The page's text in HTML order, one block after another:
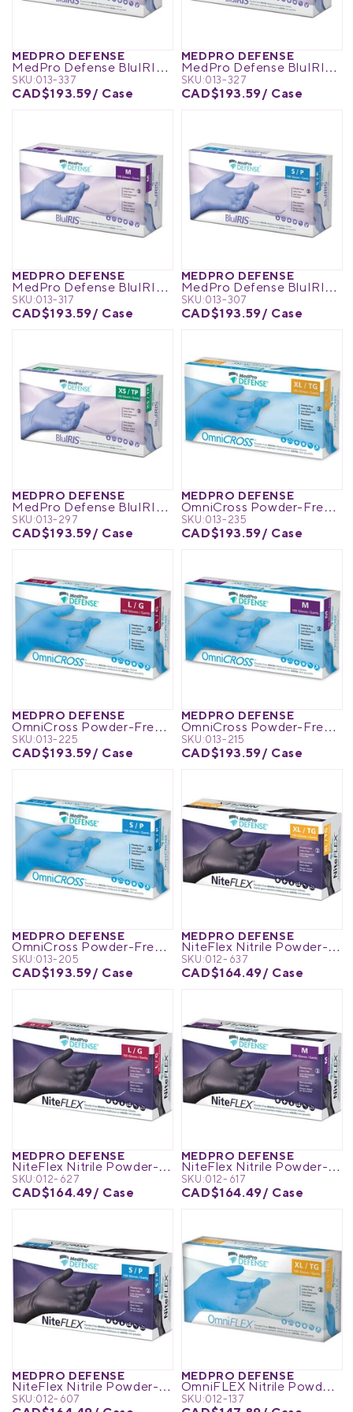
Gestion de la douleur
Réadaptation et thérapie
Respiratoire
UltraBlok™
Physio Logic®
MEDPRO DEFENSE
MedPro Defense BluIRIS Nitrile Powder-Free Exam Gloves
SKU:013-337
CAD$193.59/ Case
MEDPRO DEFENSE
MedPro Defense BluIRIS Nitrile Powder-Free Exam Gloves
SKU:013-327
CAD$193.59/ Case
MEDPRO DEFENSE
MedPro Defense BluIRIS Nitrile Powder-Free Exam Gloves
SKU:013-317
CAD$193.59/ Case
MEDPRO DEFENSE
MedPro Defense BluIRIS Nitrile Powder-Free Exam Gloves
SKU:013-307
CAD$193.59/ Case
MEDPRO DEFENSE
MedPro Defense BluIRIS Nitrile Powder-Free Exam Gloves
SKU:013-297
CAD$193.59/ Case
MEDPRO DEFENSE
OmniCross Powder-Free Nitrile Medical Exam Gloves
SKU:013-235
CAD$193.59/ Case
MEDPRO DEFENSE
OmniCross Powder-Free Nitrile Medical Exam Gloves
SKU:013-225
CAD$193.59/ Case
MEDPRO DEFENSE
OmniCross Powder-Free Nitrile Medical Exam Gloves
SKU:013-215
CAD$193.59/ Case
MEDPRO DEFENSE
OmniCross Powder-Free Nitrile Medical Exam Gloves
SKU:013-205
CAD$193.59/ Case
MEDPRO DEFENSE
NiteFlex Nitrile Powder-Free Medical Exam Gloves
SKU:012-637
CAD$164.49/ Case
MEDPRO DEFENSE
NiteFlex Nitrile Powder-Free Medical Exam Gloves
SKU:012-627
CAD$164.49/ Case
MEDPRO DEFENSE
NiteFlex Nitrile Powder-Free Medical Exam Gloves
SKU:012-617
CAD$164.49/ Case
MEDPRO DEFENSE
NiteFlex Nitrile Powder-Free Medical Exam Gloves
SKU:012-607
MEDPRO DEFENSE
OmniFLEX Nitrile Powder-Free Exam Gloves
SKU:012-137